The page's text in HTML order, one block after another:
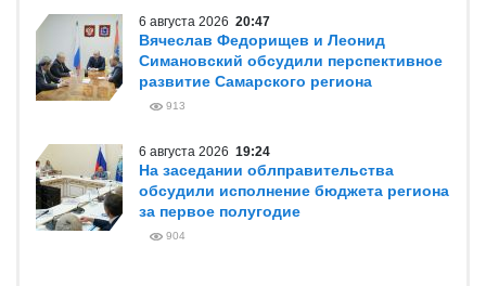
6 августа 2026 20:47
Вячеслав Федорищев и Леонид
Симановский обсудили перспективное
развитие Самарского региона
913
6 августа 2026 19:24
На заседании облправительства
обсудили исполнение бюджета региона
за первое полугодие
904